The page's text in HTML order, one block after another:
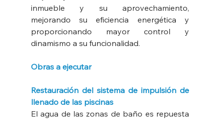
inmueble y su aprovechamiento,
mejorando su eficiencia energética y
proporcionando mayor control y
dinamismo a su funcionalidad.
Obras a ejecutar
Restauración del sistema de impulsión de
llenado de las piscinas
El agua de las zonas de baño es repuesta